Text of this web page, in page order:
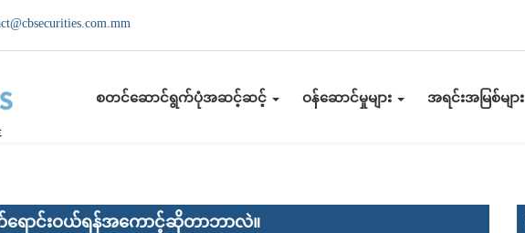
စတင်ဆောင်ရွက်ပုံအဆင့်ဆင့် ဝန်ဆောင်မှုများ အရင်းအမြစ်များ
ောင်းဝယ်ရန်အကောင့်ဆိုတာဘာလဲ။